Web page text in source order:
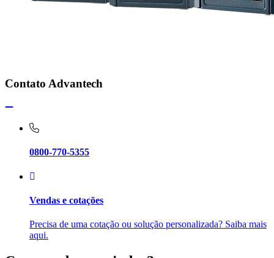
Contato Advantech
0800-770-5355
Vendas e cotações
Precisa de uma cotação ou solução personalizada? Saiba mais
aqui.